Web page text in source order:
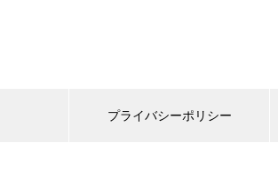
プライバシーポリシー